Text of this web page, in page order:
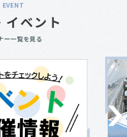
EVENT
イベント
ー一覧を見る